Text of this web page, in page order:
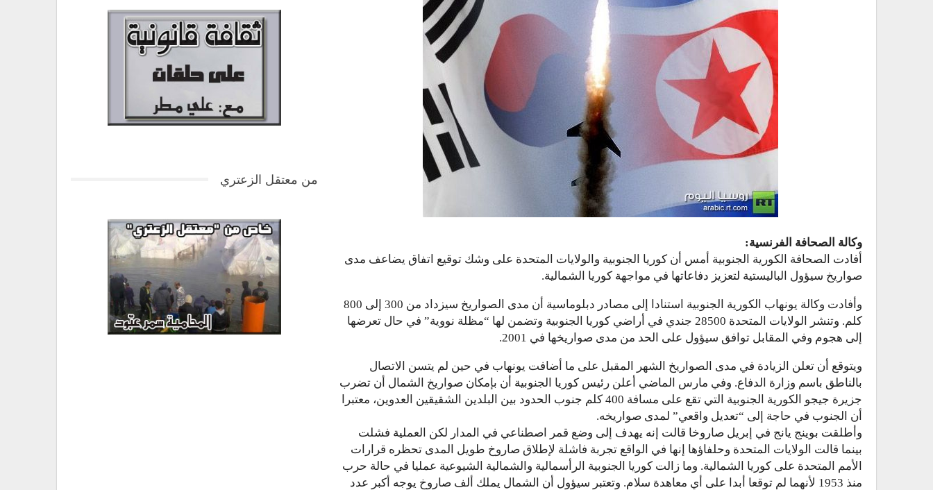
وكالة الصحافة الفرنسية:
أفادت الصحافة الكورية الجنوبية أمس أن كوريا الجنوبية والولايات المتحدة على وشك توقيع اتفاق يضاعف مدى
صواريخ سيؤول الباليستية لتعزيز دفاعاتها في مواجهة كوريا الشمالية.
وأفادت وكالة يونهاب الكورية الجنوبية استنادا إلى مصادر دبلوماسية أن مدى الصواريخ سيزداد من 300 إلى 800
كلم. وتنشر الولايات المتحدة 28500 جندي في أراضي كوريا الجنوبية وتضمن لها “مظلة نووية” في حال تعرضها
إلى هجوم وفي المقابل توافق سيؤول على الحد من مدى صواريخها في 2001.
ويتوقع أن تعلن الزيادة في مدى الصواريخ الشهر المقبل على ما أضافت يونهاب في حين لم يتسن الاتصال
بالناطق باسم وزارة الدفاع. وفي مارس الماضي أعلن رئيس كوريا الجنوبية أن بإمكان صواريخ الشمال أن تضرب
جزيرة جيجو الكورية الجنوبية التي تقع على مسافة 400 كلم جنوب الحدود بين البلدين الشقيقين العدوين، معتبرا
أن الجنوب في حاجة إلى “تعديل واقعي” لمدى صواريخه.
وأطلقت بوينج يانج في إبريل صاروخا قالت إنه يهدف إلى وضع قمر اصطناعي في المدار لكن العملية فشلت
بينما قالت الولايات المتحدة وحلفاؤها إنها في الواقع تجربة فاشلة لإطلاق صاروخ طويل المدى تحظره قرارات
الأمم المتحدة على كوريا الشمالية. وما زالت كوريا الجنوبية الرأسمالية والشمالية الشيوعية عمليا في حالة حرب
منذ 1953 لأنهما لم توقعا أبدا على أي معاهدة سلام. وتعتبر سيؤول أن الشمال يملك ألف صاروخ يوجه أكبر عدد
من معتقل الزعتري